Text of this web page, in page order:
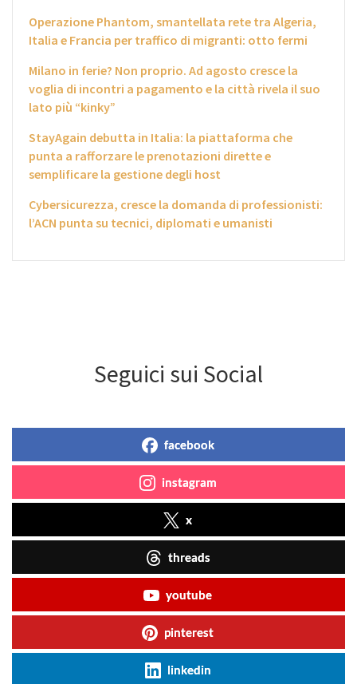
Operazione Phantom, smantellata rete tra Algeria,
Italia e Francia per traffico di migranti: otto fermi
Milano in ferie? Non proprio. Ad agosto cresce la
voglia di incontri a pagamento e la città rivela il suo
lato più “kinky”
StayAgain debutta in Italia: la piattaforma che
punta a rafforzare le prenotazioni dirette e
semplificare la gestione degli host
Cybersicurezza, cresce la domanda di professionisti:
l’ACN punta su tecnici, diplomati e umanisti
Seguici sui Social
facebook
instagram
x
threads
youtube
pinterest
linkedin